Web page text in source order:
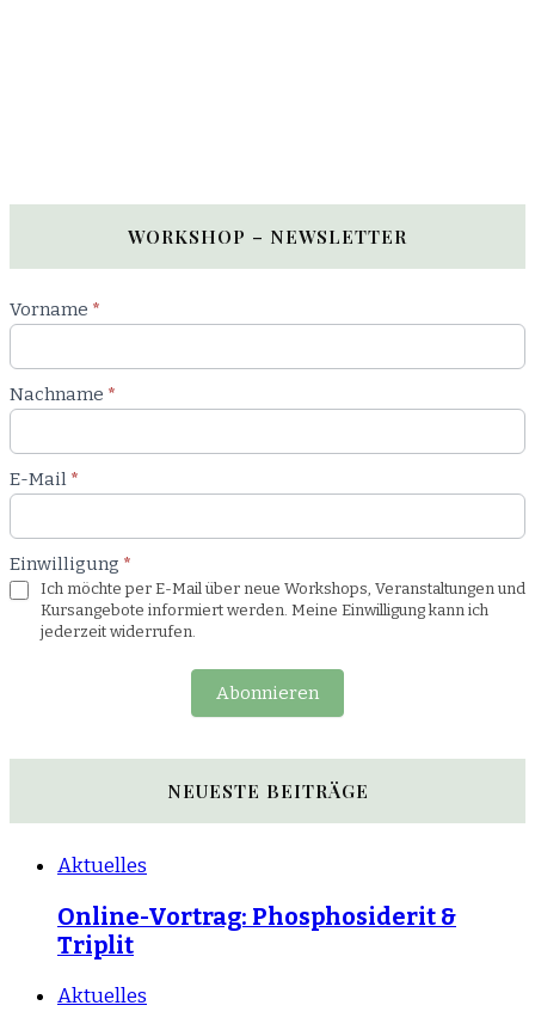
WORKSHOP – NEWSLETTER
Newsletter
Workshop
Vorname *
Nachname *
E-Mail *
Einwilligung *
Ich möchte per E-Mail über neue Workshops, Veranstaltungen und
Kursangebote informiert werden. Meine Einwilligung kann ich
jederzeit widerrufen.
Abonnieren
NEUESTE BEITRÄGE
Aktuelles
Online-Vortrag: Phosphosiderit &
Triplit
Aktuelles